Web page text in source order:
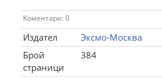
Коментари: 0
Издател
Эксмо-Москва
Брой
страници
384